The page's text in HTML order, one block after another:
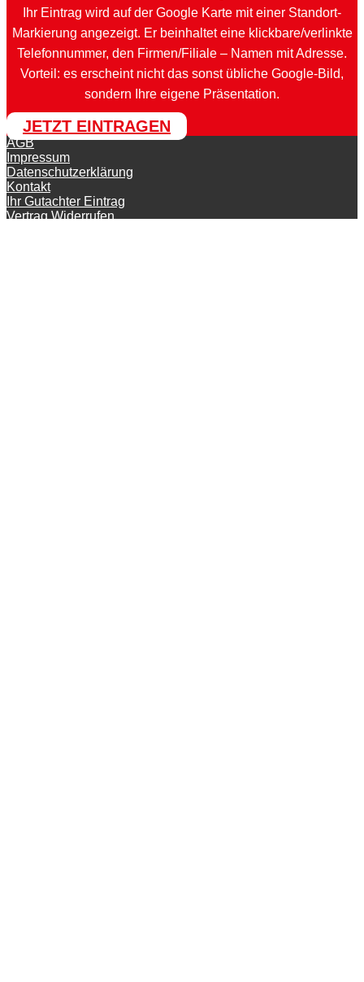
Ihr Eintrag wird auf der Google Karte mit einer Standort-
Markierung angezeigt. Er beinhaltet eine klickbare/verlinkte
Telefonnummer, den Firmen/Filiale – Namen mit Adresse.
Vorteil: es erscheint nicht das sonst übliche Google-Bild,
sondern Ihre eigene Präsentation.
JETZT EINTRAGEN
AGB
Impressum
Datenschutzerklärung
Kontakt
Ihr Gutachter Eintrag
Vertrag Widerrufen